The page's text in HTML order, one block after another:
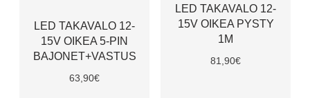
LED TAKAVALO 12-
15V OIKEA 5-PIN
BAJONET+VASTUS
63,90€
LED TAKAVALO 12-
15V OIKEA PYSTY
1M
81,90€